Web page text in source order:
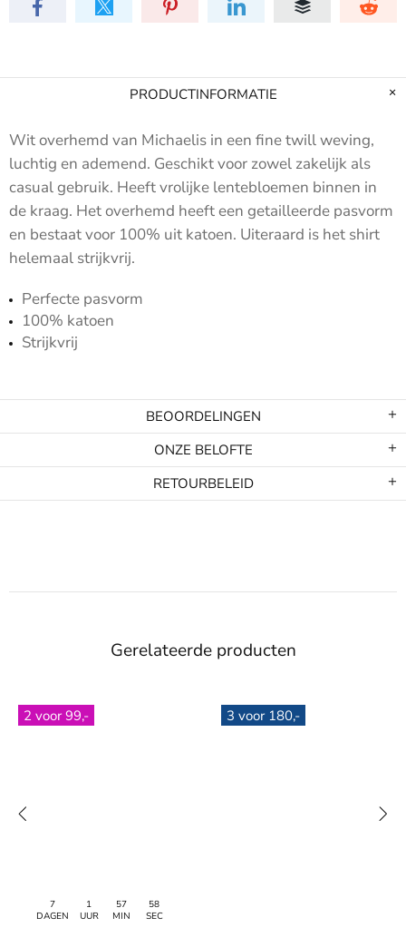
PRODUCTINFORMATIE
Wit overhemd van Michaelis in een fine twill weving,
luchtig en ademend. Geschikt voor zowel zakelijk als
casual gebruik. Heeft vrolijke lentebloemen binnen in
de kraag. Het overhemd heeft een getailleerde pasvorm
en bestaat voor 100% uit katoen. Uiteraard is het shirt
helemaal strijkvrij.
Perfecte pasvorm
100% katoen
Strijkvrij
BEOORDELINGEN
ONZE BELOFTE
RETOURBELEID
Gerelateerde producten
2 voor 99,-
DAGEN
UUR
57
MIN
58
SEC
3 voor 180,-